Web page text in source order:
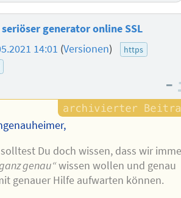
generator online SSL
14:01 (Versionen)
https
–
Du doch wissen, dass wir
genau“wissen wollen und genau
genauer Hilfe aufwarten können.